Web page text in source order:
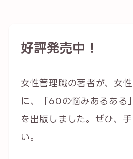
好評発売中！
女性管理職の著者が、女
に、「60の悩みあるある
を出版しました。ぜひ、
い。